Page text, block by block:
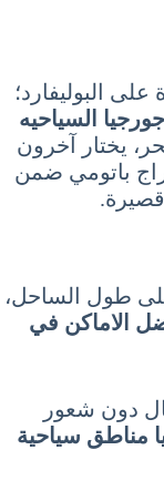
البوليفارد؛
السياحيه
يختار آخرون
باتومي ضمن
طول الساحل،
الاماكن في
دون شعور
مناطق سياحية